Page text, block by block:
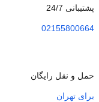
پشتیبانی 24/7
02155800664
حمل و نقل رایگان
برای تهران